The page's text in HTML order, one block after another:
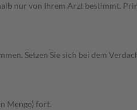
nur von Ihrem Arzt bestimmt.
Setzen Sie sich bei dem
Menge) fort.